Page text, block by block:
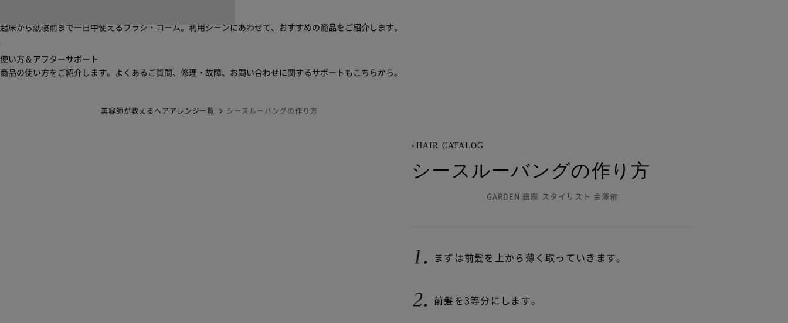
起床から就寝前まで一日中使えるブラシ・コーム。利用シーンにあわせて、おすすめの商品をご紹介します。
使い方＆アフターサポート
商品の使い方をご紹介します。よくあるご質問、修理・故障、お問い合わせに関するサポートもこちらから。
美容師が教えるヘアアレンジ一覧 シースルーバングの作り方
HAIR CATALOG
シースルーバングの作り方
GARDEN 銀座 スタイリスト 金澤侑
まずは前髪を上から薄く取っていきます。
前髪を3等分にします。